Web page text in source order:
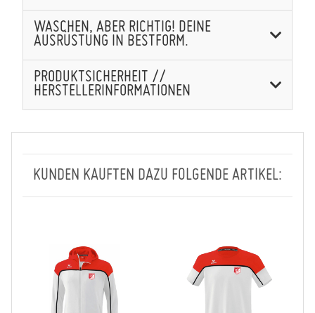
WASCHEN, ABER RICHTIG! DEINE
AUSRÜSTUNG IN BESTFORM.
PRODUKTSICHERHEIT //
HERSTELLERINFORMATIONEN
KUNDEN KAUFTEN DAZU FOLGENDE ARTIKEL: